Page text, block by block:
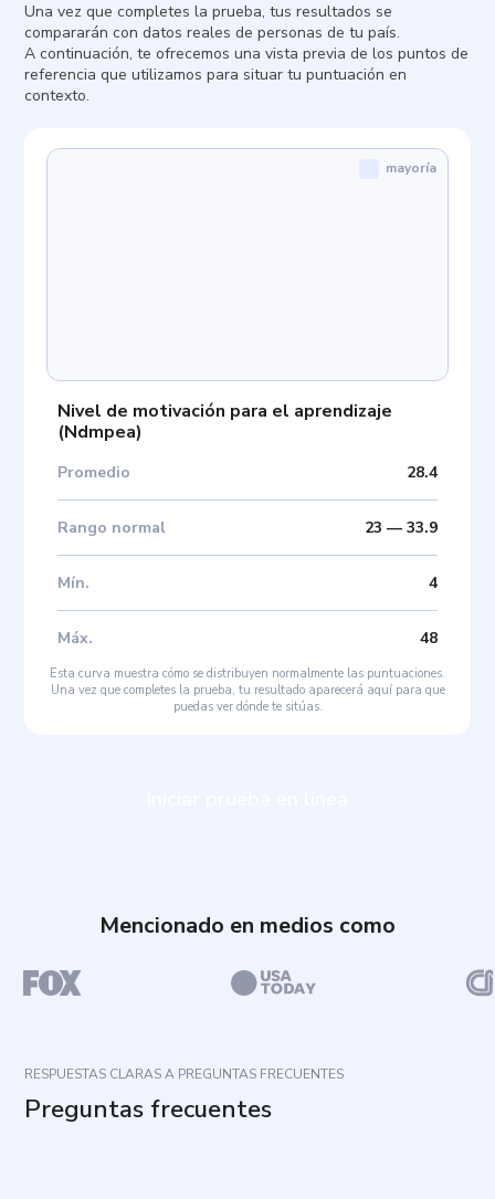
Una vez que completes la prueba, tus resultados se
compararán con datos reales de personas de tu país.
A continuación, te ofrecemos una vista previa de los puntos de
referencia que utilizamos para situar tu puntuación en
contexto.
Nivel de motivación para el aprendizaje
(Ndmpea)
Promedio 28.4
Rango normal 23 — 33.9
Mín. 4
Máx. 48
mayoría
Esta curva muestra cómo se distribuyen normalmente las puntuaciones.
Una vez que completes la prueba, tu resultado aparecerá aquí para que
puedas ver dónde te sitúas.
Mencionado en medios como
RESPUESTAS CLARAS A PREGUNTAS FRECUENTES
Preguntas frecuentes